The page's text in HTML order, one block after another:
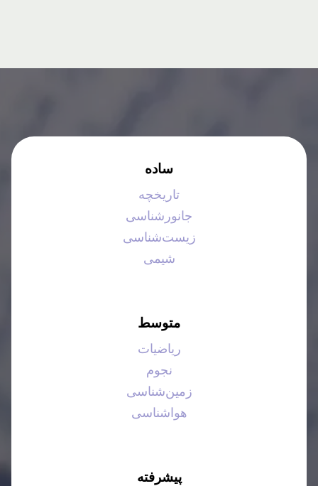
ساده
تاریخچه
جانورشناسی
زیست‌شناسی
شیمی
متوسط
ریاضیات
نجوم
زمین‌شناسی
هواشناسی
پیشرفته